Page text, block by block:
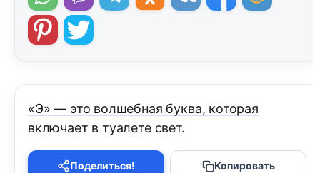
«Э» — это волшебная буква, которая
включает в туалете свет.
Поделиться! Копировать